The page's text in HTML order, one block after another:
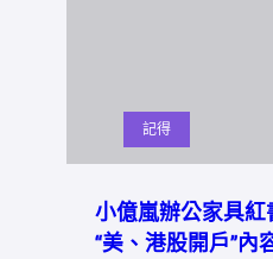
記得
小億嵐辦公家具紅
“美、港股開戶”內